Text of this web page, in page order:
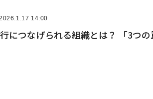
14:00
につなげられる組織とは？ 「3つ